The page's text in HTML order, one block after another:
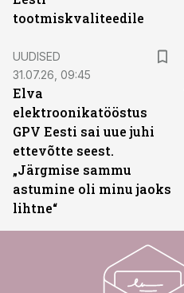
tootmiskvaliteedile
UUDISED
31.07.26, 09:45
Elva
elektroonikatööstus
GPV Eesti sai uue juhi
ettevõtte seest.
„Järgmise sammu
astumine oli minu jaoks
lihtne“